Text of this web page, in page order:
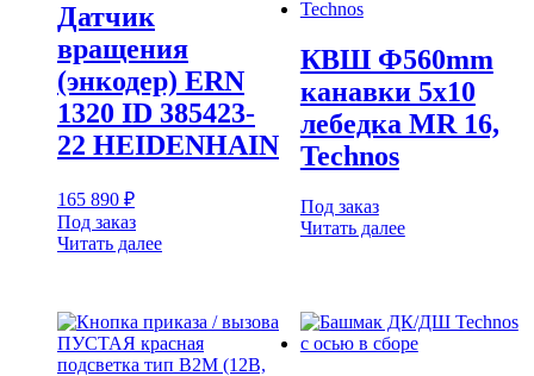
Датчик
вращения
(энкодер) ERN
1320 ID 385423-
22 HEIDENHAIN
165 890 ₽
Под заказ
Читать далее
КВШ Ф560mm
канавки 5х10
лебедка MR 16,
Technos
Под заказ
Читать далее